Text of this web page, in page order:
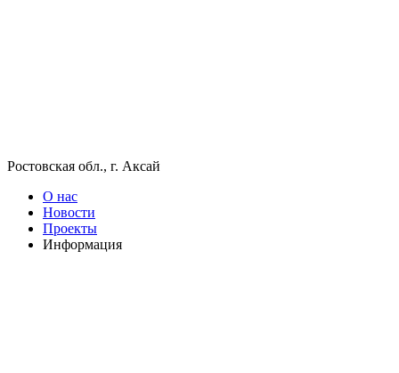
Ростовская обл., г. Аксай
О нас
Новости
Проекты
Информация